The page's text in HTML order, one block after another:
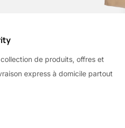
de produits, offres et
express à domicile partout